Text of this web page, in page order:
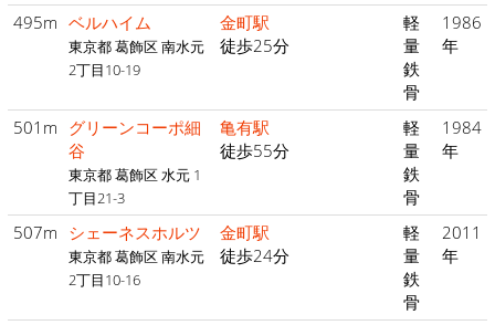
495m ベルハイム
東京都 葛飾区 南水元
2丁目10-19
金町駅
徒歩25分
軽
量
鉄
骨
1986
年
501m グリーンコーポ細
谷
東京都 葛飾区 水元 1
丁目21-3
亀有駅
徒歩55分
軽
量
鉄
骨
1984
年
507m シェーネスホルツ
東京都 葛飾区 南水元
2丁目10-16
金町駅
徒歩24分
軽
量
鉄
骨
2011
年